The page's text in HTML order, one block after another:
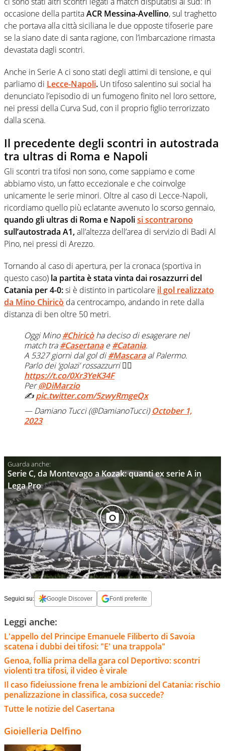
occasione della partitaACR Messina-Avellino, sul traghetto
che portava alla città siciliana le due opposte tifoserie pare
se la siano date di santa ragione, con l’imbarcazione rimasta
devastata dagli scontri.
Anche in Serie A ci sono stati degli attimi di tensione, e qui
parliamo di Lecce-Napoli. Un tifoso salentino sui social ha
denunciato l’episodio di un fumogeno finito nel loro settore,
nei pressi della Curva Sud, con il proprio figlio terrorizzato
dalla scena.
Il precedente degli scontri in autostrada
tra ultras di Roma e Napoli
Gli scontri tra tifosi non sono, come sappiamo e come
abbiamo visto, un fatto eccezionale e che coinvolge
unicamente le serie minori. Oltre al caso di Lecce-Napoli,
ricordiamo quello più eclatante avvenuto lo scorso gennaio,
quando gli ultras di Roma e Napolisi scontrarono
sull’autostrada A1,all’altezza dell’area di servizio di Badi Al
Pino, nei pressi di Arezzo.
Tornando al caso di apertura, per la cronaca (sportiva in
questo caso) la partita è stata vinta dai rosazzurri del
Catania per 4-0:si è distinto in particolare il gol realizzato
da Mino Chiricò da centrocampo, andando in rete dalla
distanza di ben oltre 50 metri.
Oggi Mino#Chiricòha deciso di esagerare nel
match tra#Casertanae#Catania.
A 5327 giorni dal gol di#Mascaraal Palermo.
Parlo dei ‘golazi’ rossazzurri 👉🏻
https://t.co/0Xr3YeK34F
Per@DiMarzio
✍️pic.twitter.com/5zwyRmgeQx
— Damiano Tucci (@DamianoTucci)October 1,
2023
Serie C, da Montevago a Kozak: quanti ex serie A in
Lega Pro
Seguici su: Google Discover Fonti preferite
Leggi anche:
L'appello del Principe Emanuele Filiberto di Savoia
scatena i dubbi dei tifosi: "E' una trappola"
Genoa, follia prima della gara col Deportivo: scontri
violenti tra tifosi, il video è virale
Il caso fideiussione frena le ambizioni del Catania: rischio
penalizzazione in classifica, cosa succede?
Tutte le notizie del Casertana
Gioielleria Delfino